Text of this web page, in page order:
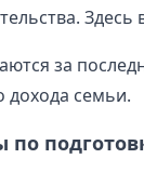
Здесь
за
дохода семьи.
по